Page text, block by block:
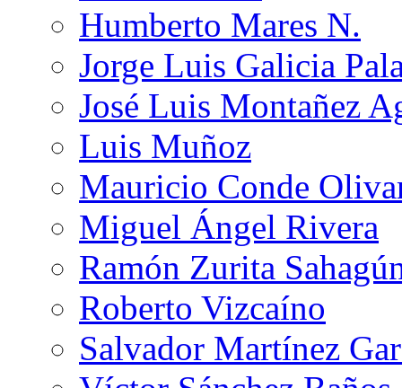
Humberto Mares N.
Jorge Luis Galicia
José Luis Montañez
Luis Muñoz
Mauricio Conde
Miguel Ángel Rivera
Ramón Zurita
Roberto Vizcaíno
Salvador Martínez